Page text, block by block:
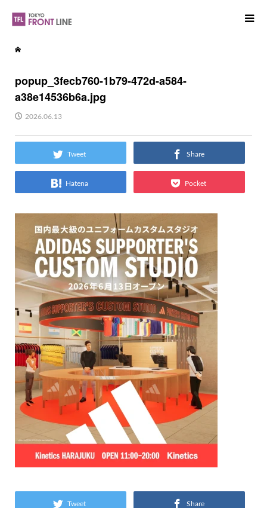
popup_3fecb760-1b79-472d-a584-
a38e14536b6a.jpg
2026.06.13
Tweet Share
Hatena Pocket
Tweet Share